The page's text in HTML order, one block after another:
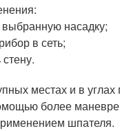
выбранную насадку;
в сеть;
местах и в
более
шпателя.